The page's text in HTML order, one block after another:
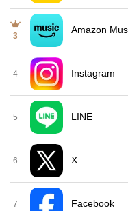
3
Amazon
4 Instagram
5 LINE
6 X
7 Facebook